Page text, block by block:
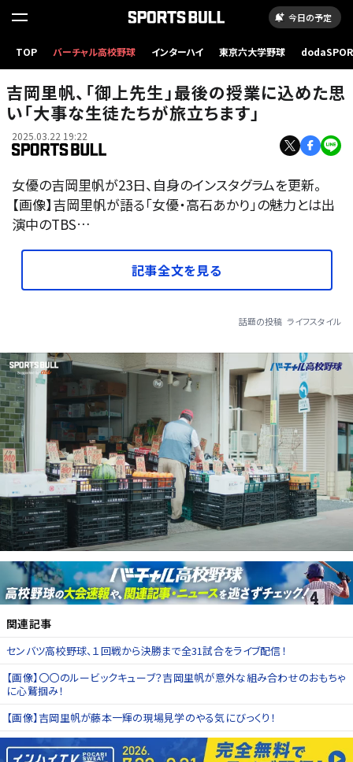
今日の予定
TOP バーチャル高校野球 インターハイ 東京六大学野球
吉岡里帆、「御上先生」最後の授業に込めた思
い「大事な生徒たちが旅立ちます」
2025.03.22 19:22
女優の吉岡里帆が23日、自身のインスタグラムを更新。
【画像】吉岡里帆が語る「女優・高石あかり」の魅力とは​出
演中のTBS…
記事全文を見る
話題の投稿 ライフスタイル
関連記事
センバツ高校野球、１回戦から決勝まで全31試合をライブ配信！
【画像】〇〇のルービックキューブ？吉岡里帆が意外な組み合わせのおもちゃ
に心鷲掴み！
【画像】吉岡里帆が藤本一輝の現場見学のやる気にびっくり！